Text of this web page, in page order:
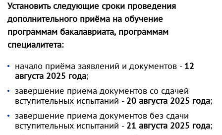
Установить следующие сроки проведения
дополнительного приёма на обучение
программам бакалавриата, программам
специалитета:
начало приёма заявлений и документов - 12
августа 2025 года;
завершение приема документов со сдачей
вступительных испытаний - 20 августа 2025 года;
завершение приема документов без сдачи
вступительных испытаний - 21 августа 2025 года;